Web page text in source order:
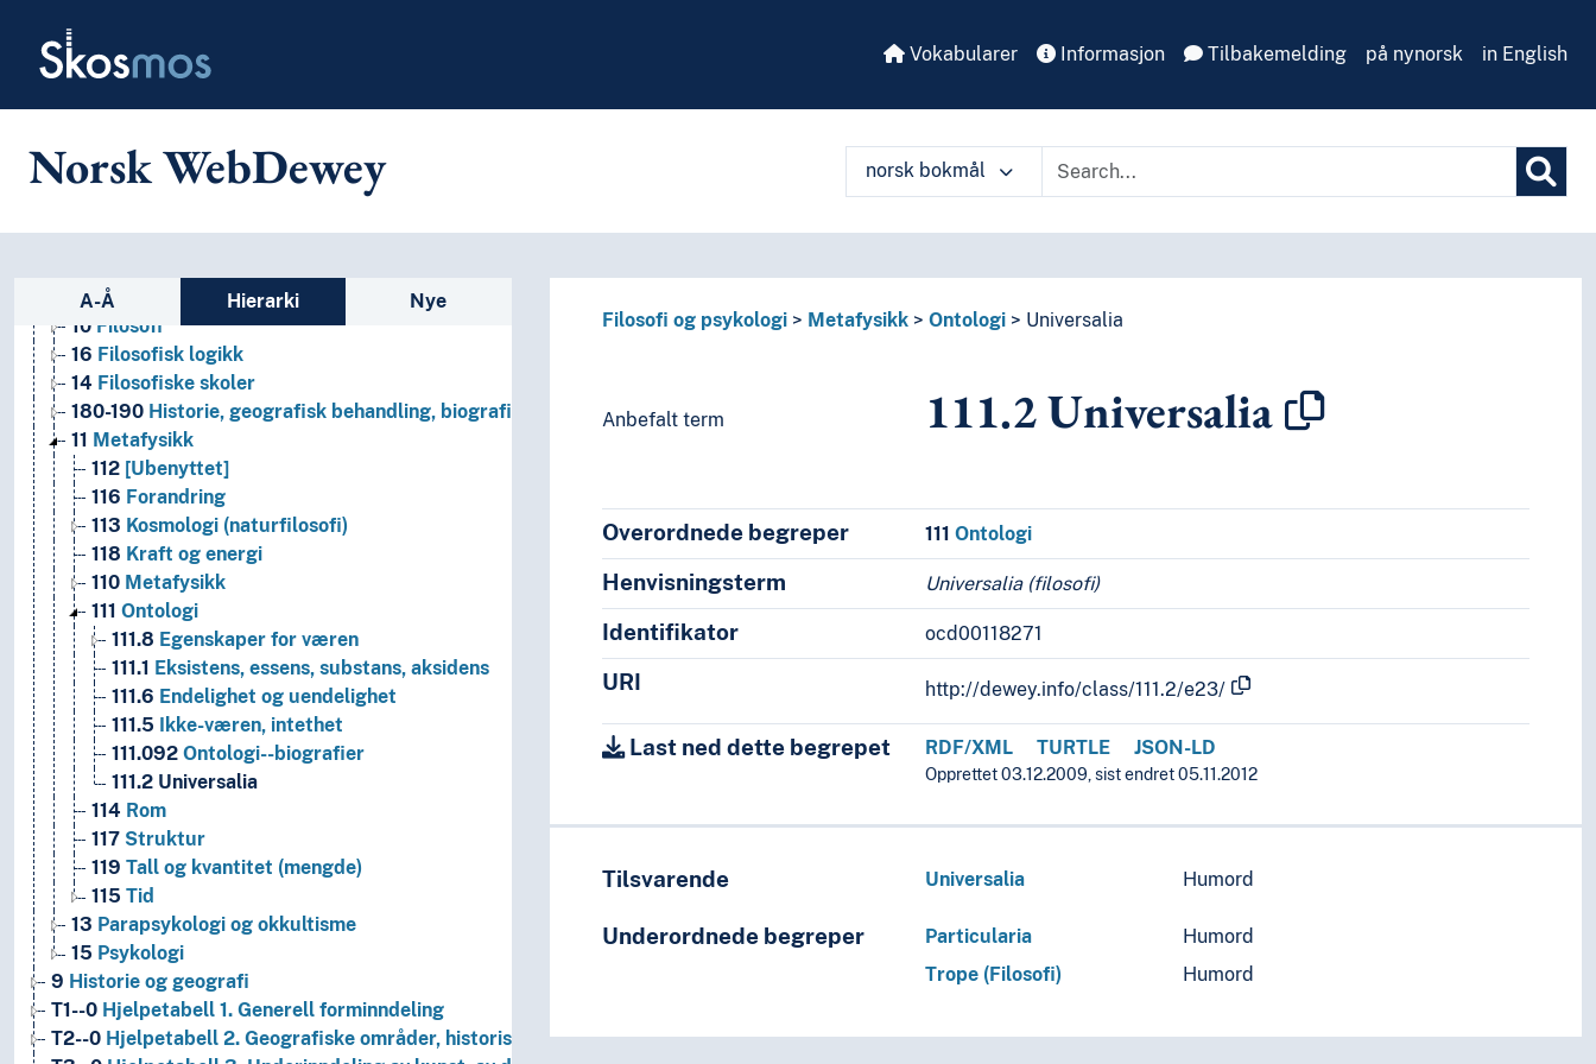
Skosmos Vokabularer Informasjon Tilbakemelding på nynorsk in English
Norsk WebDewey norsk bokmål
Sidefelt: navigér i vokabularet på ulike måter
A-Å Hierarki Nye
17Etikk
10 Filosofi
16 Filosofisk logikk
14 Filosofiske skoler
180-190 Historie, geografisk behandling, biografier
11 Metafysikk
112 [Ubenyttet]
116 Forandring
113 Kosmologi (naturfilosofi)
118 Kraft og energi
110 Metafysikk
111 Ontologi
111.8 Egenskaper for væren
111.1 Eksistens, essens, substans, aksidens
111.6 Endelighet og uendelighet
111.5 Ikke-væren, intethet
111.092 Ontologi--biografier
111.2 Universalia
114 Rom
117 Struktur
119 Tall og kvantitet (mengde)
115 Tid
13 Parapsykologi og okkultisme
15 Psykologi
9 Historie og geografi
T1--0 Hjelpetabell 1. Generell forminndeling
T2--0 Hjelpetabell 2. Geografiske områder, historiske perioder, biografier
Filosofi og psykologi Metafysikk Ontologi Universalia
Anbefalt term 111.2Universalia
Overordnede begreper 111Ontologi
Henvisningsterm Universalia (filosofi)
Identifikator ocd00118271
URI http://dewey.info/class/111.2/e23/
Last ned dette begrepet RDF/XML TURTLE JSON-LD
Opprettet 03.12.2009, sist endret 05.11.2012
Tilsvarende Universalia Humord
Underordnede begreper Particularia
Humord
Trope (Filosofi)
Humord